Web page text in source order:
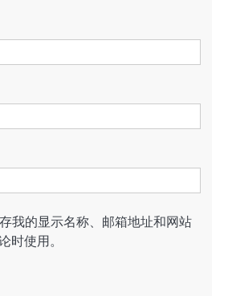
我的显示名称、邮箱地址和网站
时使用。